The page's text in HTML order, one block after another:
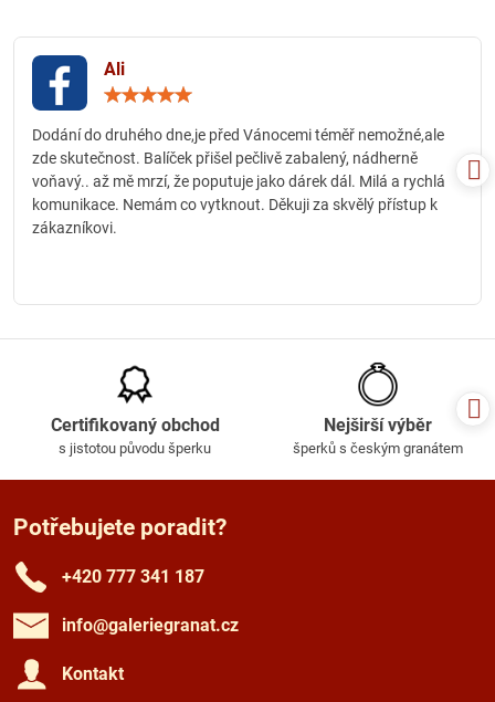
Ali
5
Dodání do druhého dne,je před Vánocemi téměř nemožné,ale
zde skutečnost. Balíček přišel pečlivě zabalený, nádherně
voňavý.. až mě mrzí, že poputuje jako dárek dál. Milá a rychlá
komunikace. Nemám co vytknout. Děkuji za skvělý přístup k
zákazníkovi.
Certifikovaný obchod
s jistotou původu šperku
Nejširší výběr
šperků s českým granátem
Potřebujete poradit?
+420 777 341 187
info​@galeriegranat​.cz
Kontakt